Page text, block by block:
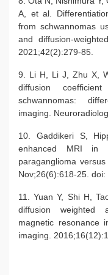
A, et al.
from schwannomas
and diffusion-
2021;42(2):279-85.
9. Li H, Li J, Zhu X,
diffusion
schwannomas:
imaging.
10. Gaddikeri S,
enhanced MRI in
paraganglioma
Nov;26(6):618-25. doi:
11. Yuan Y, Shi H,
diffusion weighted
magnetic resonance
imaging.